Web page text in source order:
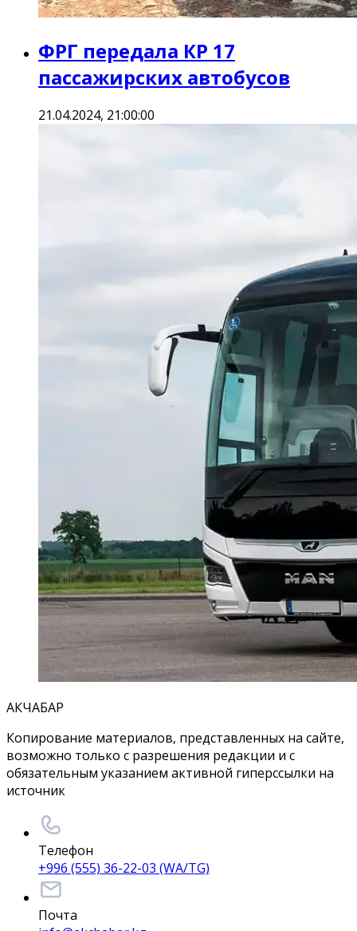
ФРГ передала КР 17
пассажирских автобусов
21.04.2024, 21:00:00
АКЧАБАР
Копирование материалов, представленных на сайте,
возможно только с разрешения редакции и с
обязательным указанием активной гиперссылки на
источник
Телефон
+996 (555) 36-22-03 (WA/TG)
Почта